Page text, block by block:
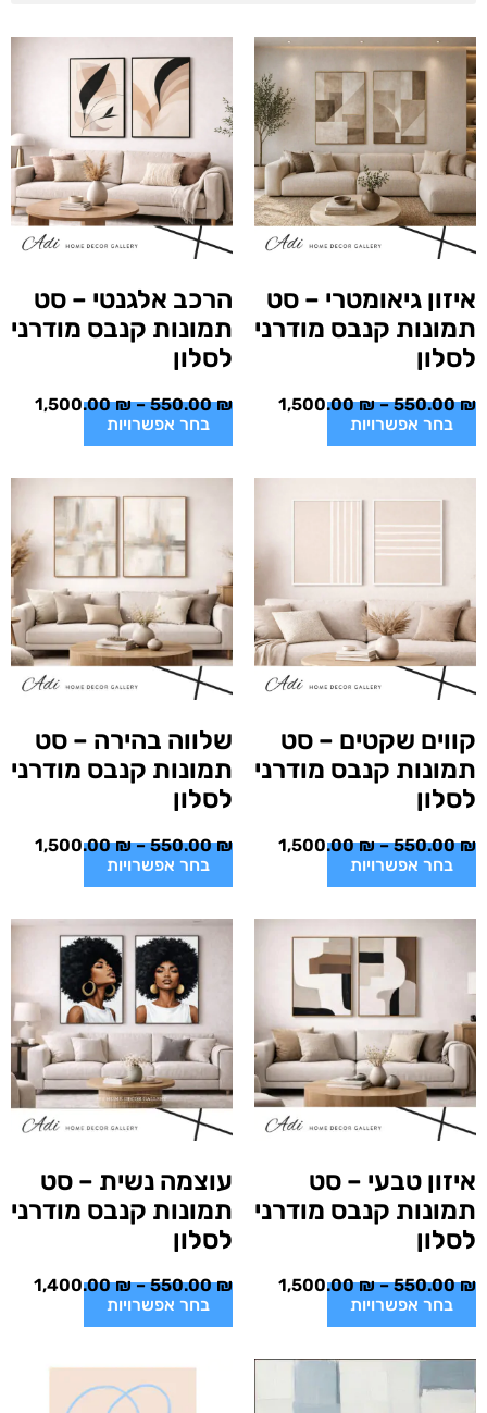
איזון גיאומטרי – סט
תמונות קנבס מודרני
לסלון
550.00₪
–
1,500.00₪
בחר אפשרויות
הרכב אלגנטי – סט
תמונות קנבס מודרני
לסלון
550.00₪
–
1,500.00₪
בחר אפשרויות
קווים שקטים – סט
תמונות קנבס מודרני
לסלון
550.00₪
–
1,500.00₪
בחר אפשרויות
שלווה בהירה – סט
תמונות קנבס מודרני
לסלון
550.00₪
–
1,500.00₪
בחר אפשרויות
איזון טבעי – סט
תמונות קנבס מודרני
לסלון
550.00₪
–
1,500.00₪
בחר אפשרויות
עוצמה נשית – סט
תמונות קנבס מודרני
לסלון
550.00₪
–
1,400.00₪
בחר אפשרויות